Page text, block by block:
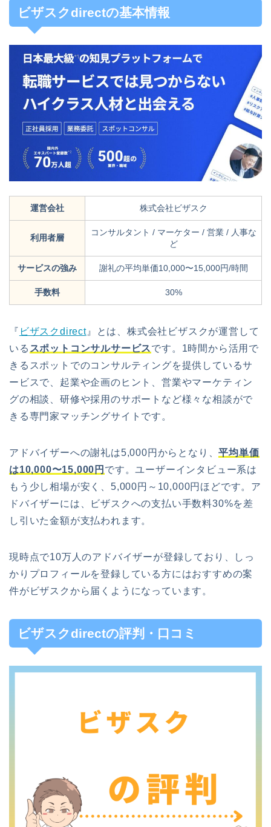
ビザスクdirectの基本情報
運営会社 株式会社ビザスク
利用者層
コンサルタント / マーケター / 営業 / 人事な
ど
サービスの強み 謝礼の平均単価10,000〜15,000円/時間
手数料 30%
『 ビザスクdirect』とは、株式会社ビザスクが運営して
いる スポットコンサルサービスです。1時間から活用で
きるスポットでのコンサルティングを提供しているサ
ービスで、起業や企画のヒント、営業やマーケティン
グの相談、研修や採用のサポートなど様々な相談がで
きる専門家マッチングサイトです。
アドバイザーへの謝礼は5,000円からとなり、平均単価
は10,000〜15,000円 です。ユーザーインタビュー系は
もう少し相場が安く、5,000円～10,000円ほどです。ア
ドバイザーには、ビザスクへの支払い手数料30%を差
し引いた金額が支払われます。
現時点で10万人のアドバイザーが登録しており、しっ
かりプロフィールを登録している方にはおすすめの案
件がビザスクから届くようになっています。
ビザスクdirectの評判・口コミ